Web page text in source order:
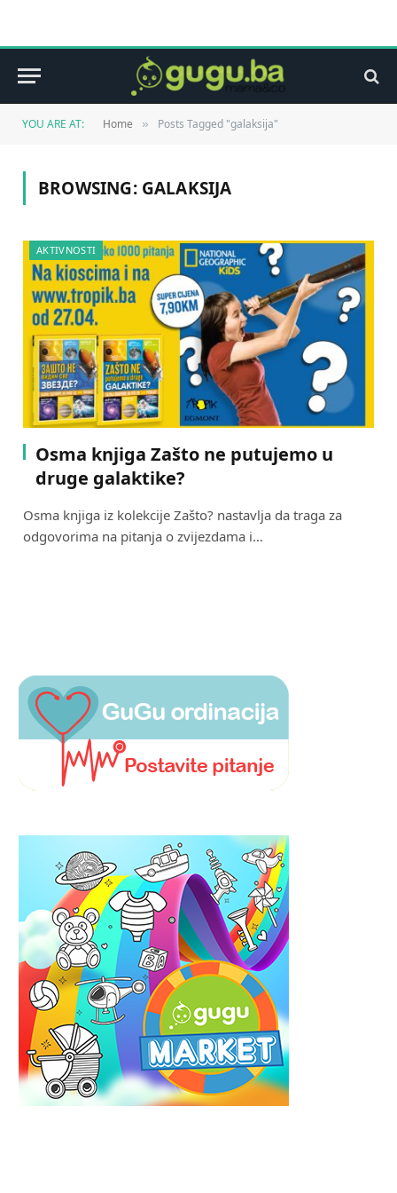
YOU ARE AT: Home » Posts Tagged "galaksija"
BROWSING: GALAKSIJA
AKTIVNOSTI
Osma knjiga Zašto ne putujemo u
druge galaktike?
Osma knjiga iz kolekcije Zašto? nastavlja da traga za
odgovorima na pitanja o zvijezdama i…